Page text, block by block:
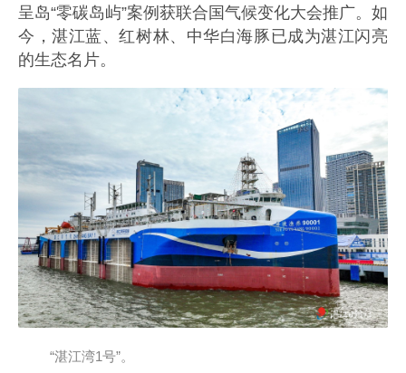
呈岛“零碳岛屿”案例获联合国气候变化大会推广。如
今，湛江蓝、红树林、中华白海豚已成为湛江闪亮
的生态名片。
“湛江湾1号”。